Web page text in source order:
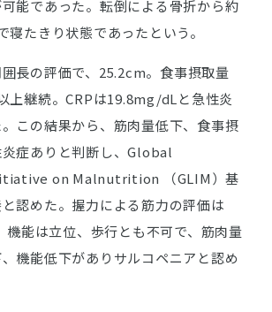
能であった。転倒による骨折から約
寝たきり状態であったという。
長の評価で、25.2cm。食事摂取量
上継続。CRPは19.8mg/dLと急性炎
この結果から、筋肉量低下、食事摂
症ありと判断し、Global
on Malnutrition （GLIM）基
認めた。握力による筋力の評価は
能は立位、歩行とも不可で、筋肉量
機能低下がありサルコペニアと認め